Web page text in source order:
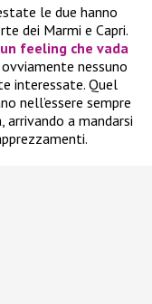
le due hanno
dei Marmi e Capri.
feeling che vada
ovviamente nessuno
interessate. Quel
nell’essere sempre
arrivando a mandarsi